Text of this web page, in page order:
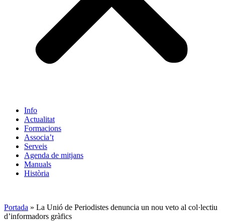
Info
Actualitat
Formacions
Associa’t
Serveis
Agenda de mitjans
Manuals
Història
Portada » La Unió de Periodistes denuncia un nou veto al col·lectiu
d’informadors gràfics